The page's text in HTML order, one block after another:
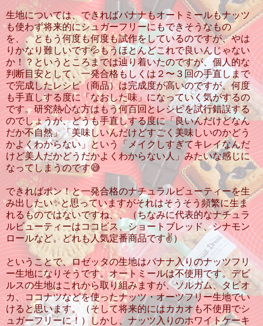
生地については、できればバナナもオートミールもナッツ
も使わず将来的にシュガーフリーにもできそうなもの
を、、ともう何度も何度も試作をしているのですが、やは
りかなり難しいです💦もうほとんどこれで良いんじゃない
か！？というところまでは辿り着いたのですが、個人的な
判断目安として、一発合格もしくは２〜３回の手直しまで
で完成したレシピ（商品）は完成度が高いのですが、何度
も手直しする度に「なおした味」になっていく気がするの
です。研究熱心な方はもう何百回とレシピを試行錯誤する
のでしょうが、どうも手直しする度に「良いんだけどなん
だか不自然」「美味しいんだけどすごく美味しいのかどう
かよくわからない」という「メイクしすぎてキレイなんだ
けど美人だかどうだかよくわからない人」みたいな感じに
なってしまうのです😅
できればポン！と一発合格のナチュラルビューティーを生
み出したい✨と思っていますがそれはそうそう頻繁に生ま
れるものではないですね、、（ちなみに代表的なナチュラ
ルビューティーはココビス、ショートブレッド、シナモン
ロールなど。どれも人気定番商品です✌️）
ということで、ロゼッタの生地はバナナ入りのナッツフリ
ー生地になりそうです。オートミールは不使用です。デビ
ルスの生地はこれから取り組みますが、ソルガム、タピオ
カ、ココナツなどを使ったナッツ・オーツフリー生地でい
けると思います。（そして将来的にはカカオも不使用でシ
ュガーフリーに！）しかし、ナッツ入りのホワイトケーキ